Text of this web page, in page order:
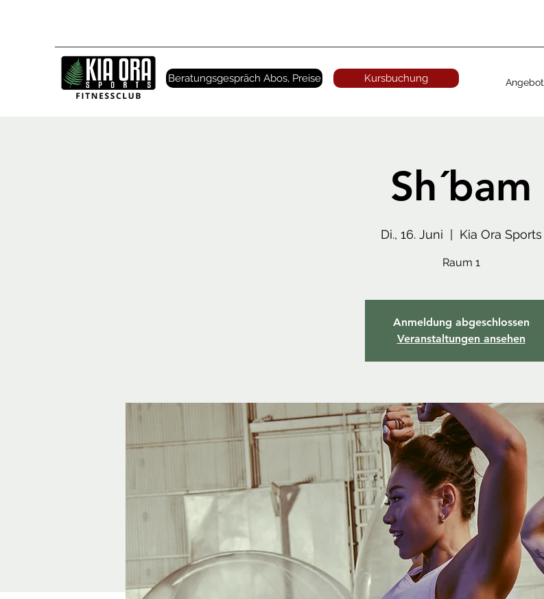
Beratungsgespräch Abos, Preise Kursbuchung Angebot
Sh´bam
Di., 16. Juni Kia Ora Sports
Raum 1
Anmeldung abgeschlossen
Veranstaltungen ansehen